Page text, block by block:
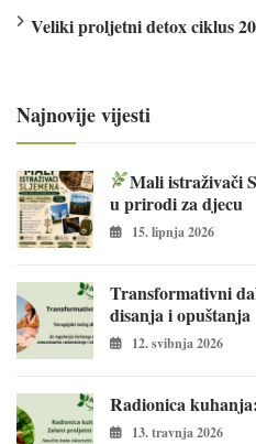
Veliki proljetni detox ciklus
Najnovije vijesti
Mali istraživači
u prirodi za djecu
15. lipnja 2026
Transformativni
disanja i opuštanja
12. svibnja 2026
Radionica
13. travnja 2026